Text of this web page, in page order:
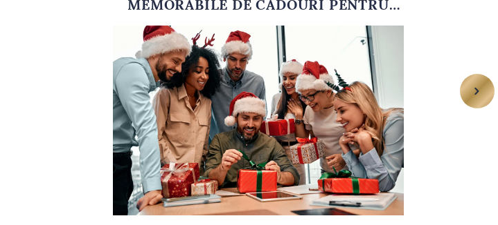
, pe care le poti oferi indiferent de ocazie. Ai avantajul ca acestea pot fi personalizate
in functie de bugetul disponibil.
MEMORABILE DE CADOURI PENTRU
COMPANII DE SUCCES